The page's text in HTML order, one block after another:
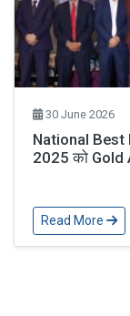
30 June 2026
National Best
2025 को Gold
Read More